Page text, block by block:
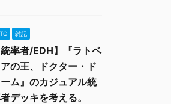
雑記
統率者/EDH】『ラトベ
アの王、ドクター・ド
ーム』のカジュアル統
デッキを考える。